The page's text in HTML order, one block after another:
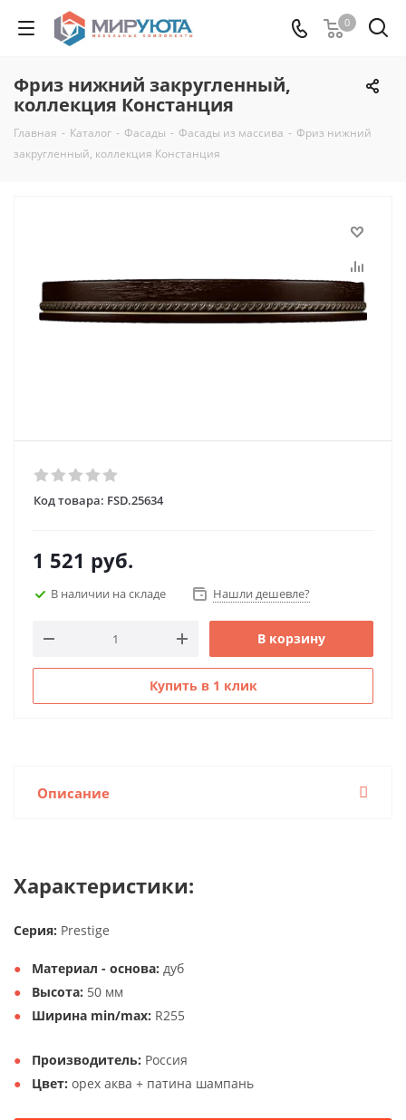
0
Фриз нижний закругленный,
коллекция Констанция
Главная - Каталог - Фасады - Фасады из массива - Фриз нижний
закругленный, коллекция Констанция
Код товара: FSD.25634
1 521 руб.
В наличии на складе Нашли дешевле?
В корзину
Купить в 1 клик
Описание
Характеристики:
Серия: Prestige
Материал - основа: дуб
Высота: 50 мм
Ширина min/max: R255
Производитель: Россия
Цвет: орех аква + патина шампань